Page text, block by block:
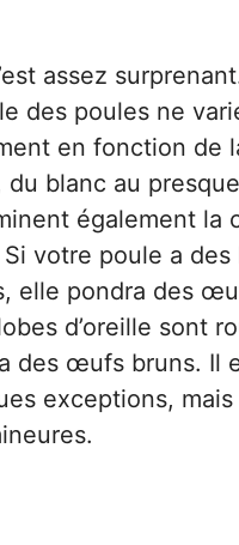
assez
des poules ne
en fonction de
du blanc au
également la
votre poule a des
elle pondra des
d’oreille sont
des œufs bruns. Il
exceptions,